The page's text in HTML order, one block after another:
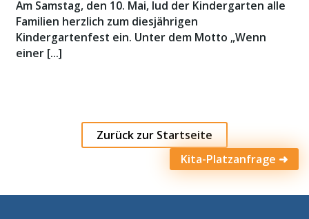
Am Samstag, den 10. Mai, lud der Kindergarten alle
Familien herzlich zum diesjährigen
Kindergartenfest ein. Unter dem Motto „Wenn
einer […]
Zurück zur Startseite
Kita-Platzanfrage